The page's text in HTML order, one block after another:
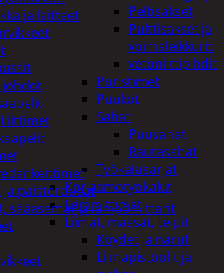
Peltisakset
Pulttisakset ja
voimaleikkurit
vetoniittipihdit
Puristimet
Puukot
Sahat
Puusahat
Rautasahat
Työkalusarjat
Korjaamotyökalut
Lämmittimet
Liimat, massat, teipit
Köydet ja narut
Liimapistoolit ja
ja laitteet
johdot
Liittimet
ja paistoraudat
sääasemat ja lämpömittarit